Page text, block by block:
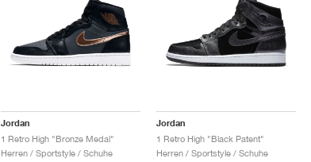
Jordan
1 Retro High "Bronze Medal"
Herren / Sportstyle / Schuhe
Jordan
1 Retro High "Black Patent"
Herren / Sportstyle / Schuhe